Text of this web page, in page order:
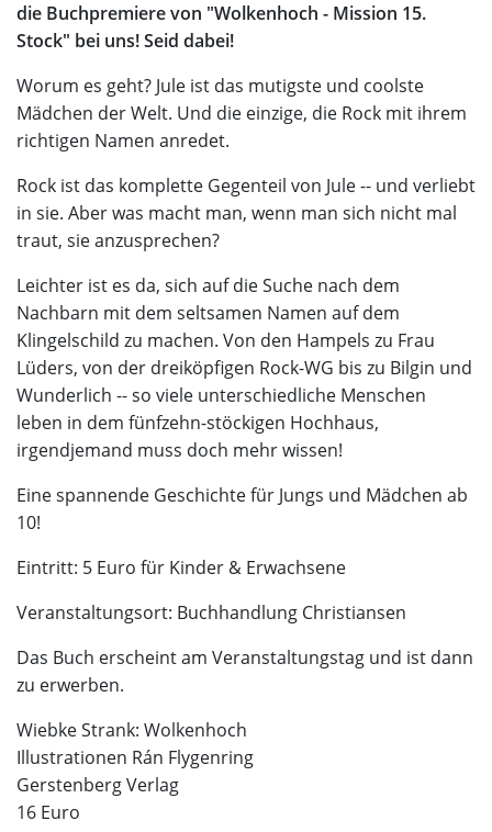
die Buchpremiere von "Wolkenhoch - Mission 15.
Stock" bei uns! Seid dabei!
Worum es geht? Jule ist das mutigste und coolste
Mädchen der Welt. Und die einzige, die Rock mit ihrem
richtigen Namen anredet.
Rock ist das komplette Gegenteil von Jule -- und verliebt
in sie. Aber was macht man, wenn man sich nicht mal
traut, sie anzusprechen?
Leichter ist es da, sich auf die Suche nach dem
Nachbarn mit dem seltsamen Namen auf dem
Klingelschild zu machen. Von den Hampels zu Frau
Lüders, von der dreiköpfigen Rock-WG bis zu Bilgin und
Wunderlich -- so viele unterschiedliche Menschen
leben in dem fünfzehn-stöckigen Hochhaus,
irgendjemand muss doch mehr wissen!
Eine spannende Geschichte für Jungs und Mädchen ab
10!
Eintritt: 5 Euro für Kinder & Erwachsene
Veranstaltungsort: Buchhandlung Christiansen
Das Buch erscheint am Veranstaltungstag und ist dann
zu erwerben.
Wiebke Strank: Wolkenhoch
Illustrationen Rán Flygenring
Gerstenberg Verlag
16 Euro